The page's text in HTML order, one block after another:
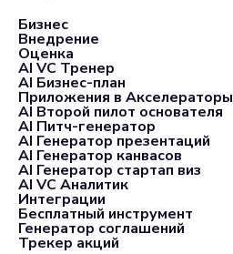
Бизнес
Внедрение
Оценка
AI VC Тренер
AI Бизнес-план
Приложения в Акселераторы
AI Второй пилот основателя
AI Питч-генератор
AI Генератор презентаций
AI Генератор канвасов
AI Генератор стартап виз
AI VC Аналитик
Интеграции
Бесплатный инструмент
Генератор соглашений
Трекер акций